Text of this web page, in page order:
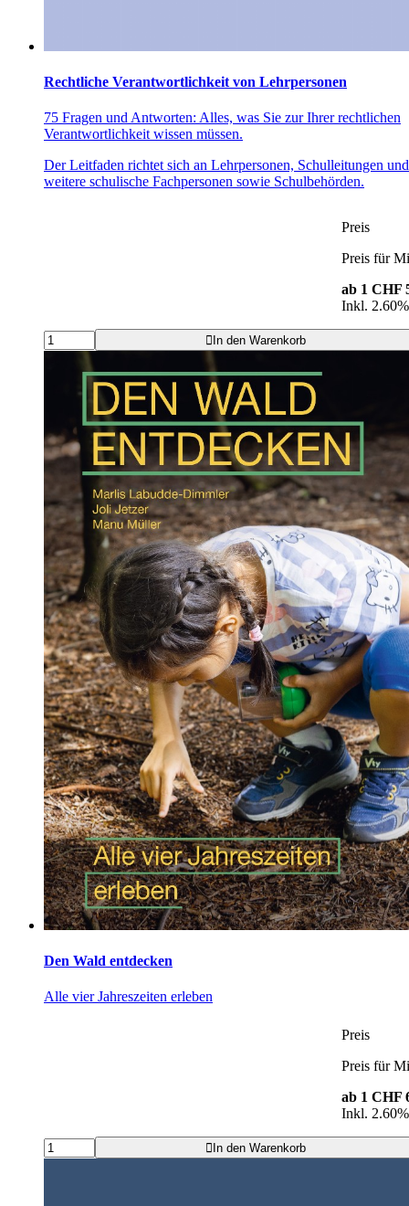
Rechtliche Verantwortlichkeit von Lehrpersonen
75 Fragen und Antworten: Alles, was Sie zur Ihrer rechtlichen
Verantwortlichkeit wissen müssen.
Der Leitfaden richtet sich an Lehrpersonen, Schulleitungen und
weitere schulische Fachpersonen sowie Schulbehörden.
Preis
Preis für
ab 1 CHF
Inkl.
In den Warenkorb
Den Wald entdecken
Alle vier Jahreszeiten erleben
Preis
Preis für
ab 1 CHF
Inkl.
In den Warenkorb